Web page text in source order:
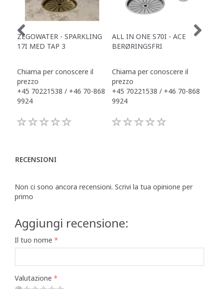
ZEGOWATER - SPARKLING
17I MED TAP 3
Chiama per conoscere il
prezzo
+45 70221538 / +46 70-868
9924
ALL IN ONE S70I - ACE
BERØRINGSFRI
Chiama per conoscere il
prezzo
+45 70221538 / +46 70-868
9924
RECENSIONI
Non ci sono ancora recensioni. Scrivi la tua opinione per
primo
Aggiungi recensione:
Il tuo nome
Valutazione